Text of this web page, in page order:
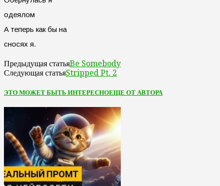
одеялом
А теперь как бы на
сносях я.
Предыдущая статьяBe Somebody
Следующая статьяStripped Pt. 2
ЭТО МОЖЕТ БЫТЬ ИНТЕРЕСНОЕЩЕ ОТ АВТОРА